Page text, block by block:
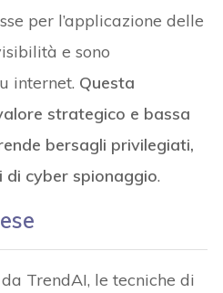
per l’applicazione delle
e sono
internet. Questa
strategico e bassa
bersagli privilegiati,
cyber spionaggio.
TrendAI, le tecniche di